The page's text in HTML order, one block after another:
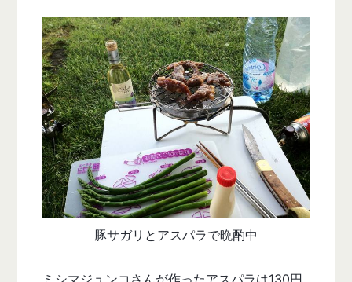
豚サガリとアスパラで晩酌中
ミシマジュンコさんが作ったアスパラは130円